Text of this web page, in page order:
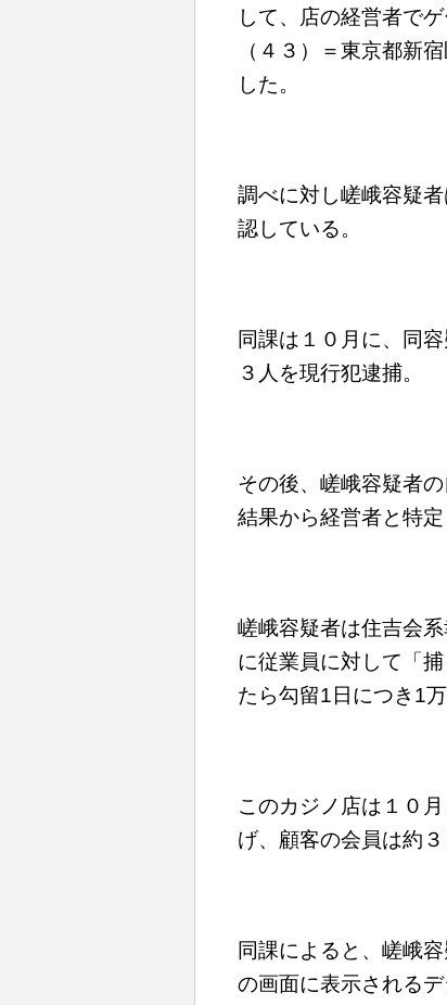
して、店の経営者で
（４３）＝東京都新
した。
調べに対し嵯峨容疑
認している。
同課は１０月に、同
３人を現行犯逮捕。
その後、嵯峨容疑者
結果から経営者と特定
嵯峨容疑者は住吉会
に従業員に対して「
たら勾留1日につき1
このカジノ店は１０
げ、顧客の会員は約３
同課によると、嵯峨
の画面に表示される